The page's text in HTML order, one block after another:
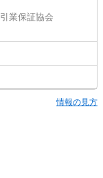
業保証協会
情報の見方